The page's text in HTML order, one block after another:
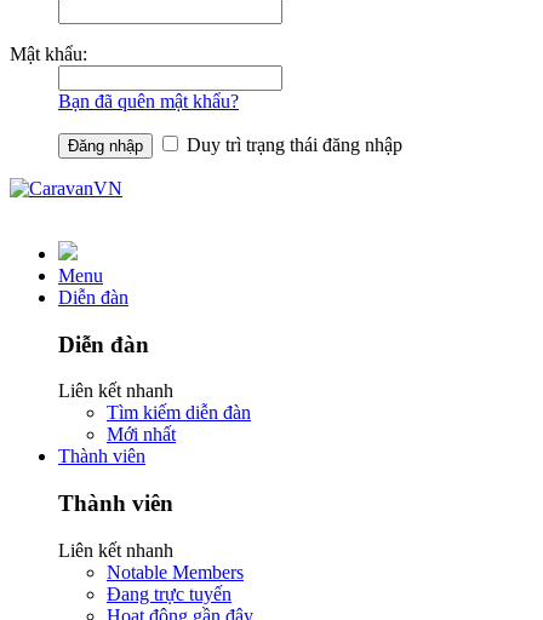
Mật khẩu:
Bạn đã quên mật khẩu?
Duy trì trạng thái đăng nhập
Menu
Diễn đàn
Diễn đàn
Liên kết nhanh
Tìm kiếm diễn đàn
Mới nhất
Thành viên
Thành viên
Liên kết nhanh
Notable Members
Đang trực tuyến
Hoạt động gần đây